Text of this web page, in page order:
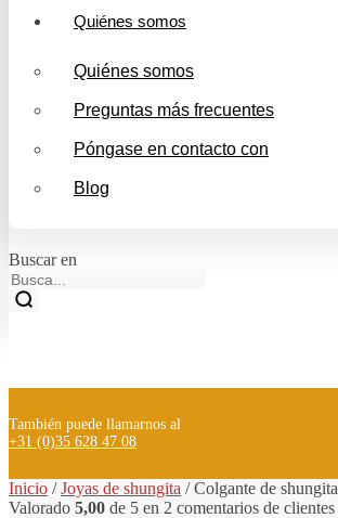
Quiénes somos
Quiénes somos
Preguntas más frecuentes
Póngase en contacto con
Blog
Buscar en
También puede llamarnos al
+31 (0)35 628 47 08
Inicio /Joyas de shungita /Colgante de shungita
Valorado 5,00 de 5 en 2 comentarios de clientes